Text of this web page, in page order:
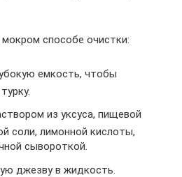
способе очистки:
емкость, чтобы
из уксуса, пищевой
соли, лимонной кислоты,
сывороткой.
джезву в жидкость.